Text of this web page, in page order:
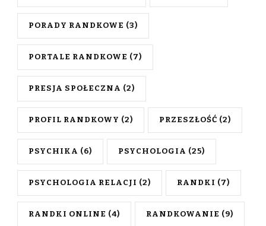
PORADY RANDKOWE (3)
PORTALE RANDKOWE (7)
PRESJA SPOŁECZNA (2)
PROFIL RANDKOWY (2) PRZESZŁOŚĆ (2)
PSYCHIKA (6) PSYCHOLOGIA (25)
PSYCHOLOGIA RELACJI (2) RANDKI (7)
RANDKI ONLINE (4) RANDKOWANIE (9)